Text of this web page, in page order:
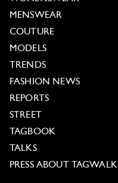
MENSWEAR
COUTURE
MODELS
TRENDS
FASHION NEWS
REPORTS
STREET
TAGBOOK
TALKS
PRESS ABOUT TAGWALK